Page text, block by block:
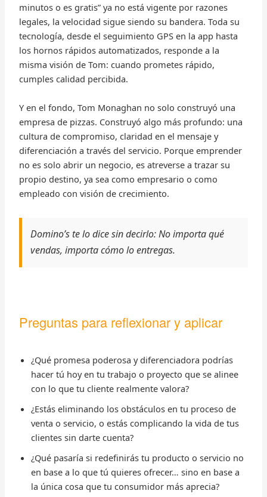
minutos o es gratis” ya no está vigente por razones
legales, la velocidad sigue siendo su bandera. Toda su
tecnología, desde el seguimiento GPS en la app hasta
los hornos rápidos automatizados, responde a la
misma visión de Tom: cuando prometes rápido,
cumples calidad percibida.
Y en el fondo, Tom Monaghan no solo construyó una
empresa de pizzas. Construyó algo más profundo: una
cultura de compromiso, claridad en el mensaje y
diferenciación a través del servicio. Porque emprender
no es solo abrir un negocio, es atreverse a trazar su
propio destino, ya sea como empresario o como
empleado con visión de crecimiento.
Domino’s te lo dice sin decirlo: No importa qué
vendas, importa cómo lo entregas.
Preguntas para reflexionar y aplicar
¿Qué promesa poderosa y diferenciadora podrías
hacer tú hoy en tu trabajo o proyecto que se alinee
con lo que tu cliente realmente valora?
¿Estás eliminando los obstáculos en tu proceso de
venta o servicio, o estás complicando la vida de tus
clientes sin darte cuenta?
¿Qué pasaría si redefinirás tu producto o servicio no
en base a lo que tú quieres ofrecer… sino en base a
la única cosa que tu consumidor más aprecia?